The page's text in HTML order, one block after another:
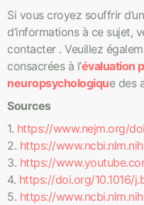
Si vous croyez souffrir
d’informations à ce sujet,
contacter . Veuillez
consacrées à l’évaluation
neuropsychologique des
Sources
1. https://www.nejm.org/
2. https://
3. https://
4. https://doi.org/10.1016/
5. https://